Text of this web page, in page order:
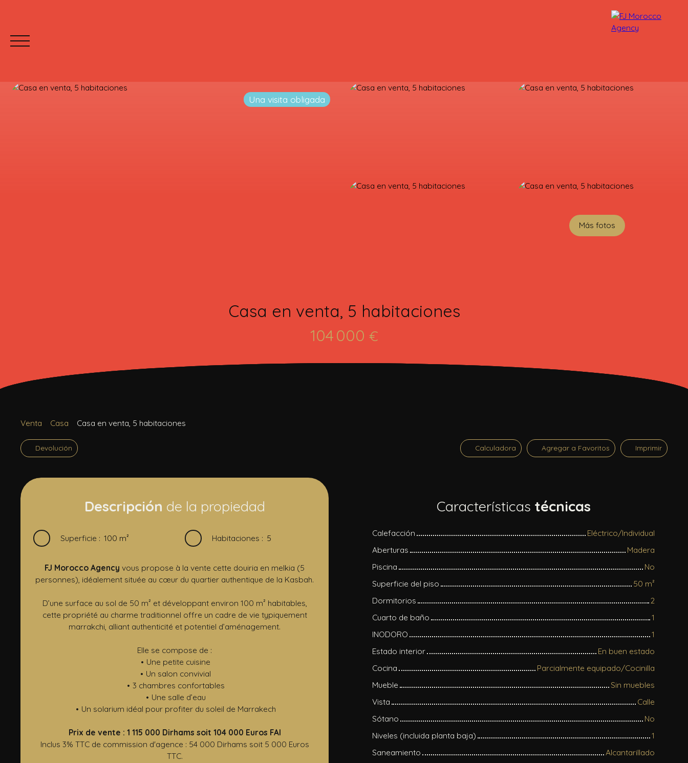
COMPRAR ALQUILAR
Una visita obligada
Más fotos
Casa en venta, 5 habitaciones
104 000 €
Venta Casa Casa en venta, 5 habitaciones
Devolución Calculadora Agregar a Favoritos Imprimir
Descripción de la propiedad
Superficie : 100 m² Habitaciones : 5
FJ Morocco Agency vous propose à la vente cette douiria en melkia (5
personnes), idéalement située au cœur du quartier authentique de la Kasbah.
D’une surface au sol de 50 m² et développant environ 100 m² habitables,
cette propriété au charme traditionnel offre un cadre de vie typiquement
marrakchi, alliant authenticité et potentiel d’aménagement.
Elle se compose de :
Une petite cuisine
Un salon convivial
3 chambres confortables
Une salle d’eau
Un solarium idéal pour profiter du soleil de Marrakech
Prix de vente : 1 115 000 Dirhams soit 104 000 Euros FAI
Inclus 3% TTC de commission d'agence : 54 000 Dirhams soit 5 000 Euros
TTC.
Características técnicas
Calefacción
Eléctrico/Individual
Aberturas
Madera
Piscina
No
Superficie del piso
50 m²
Dormitorios
2
Cuarto de baño
1
INODORO
1
Estado interior
En buen estado
Cocina
Parcialmente equipado/Cocinilla
Mueble
Sin muebles
Vista
Calle
Sótano
No
Niveles (incluida planta baja)
1
Saneamiento
Alcantarillado